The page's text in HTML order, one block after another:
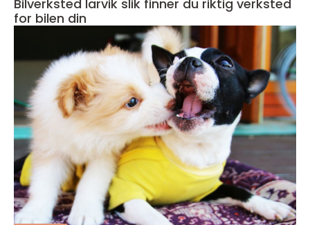
Bilverksted larvik slik finner du riktig verksted
for bilen din